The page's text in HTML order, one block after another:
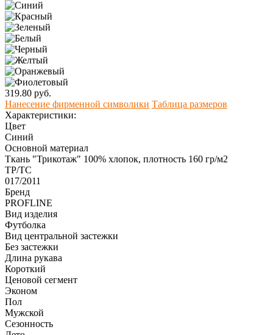
319.80 руб.
Нанесение фирменной символики Таблица размеров
Характеристики:
Цвет
Синий
Основной материал
Ткань "Трикотаж" 100% хлопок, плотность 160 гр/м2
ТР/ТС
017/2011
Бренд
PROFLINE
Вид изделия
Футболка
Вид центральной застежки
Без застежки
Длина рукава
Короткий
Ценовой сегмент
Эконом
Пол
Мужской
Сезонность